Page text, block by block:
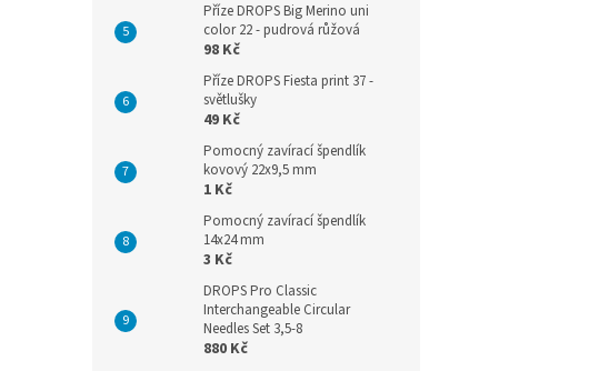
Příze DROPS Big Merino uni
color 22 - pudrová růžová
98 Kč
Příze DROPS Fiesta print 37 -
světlušky
49 Kč
Pomocný zavírací špendlík
kovový 22x9,5 mm
1 Kč
Pomocný zavírací špendlík
14x24 mm
3 Kč
DROPS Pro Classic
Interchangeable Circular
Needles Set 3,5-8
880 Kč